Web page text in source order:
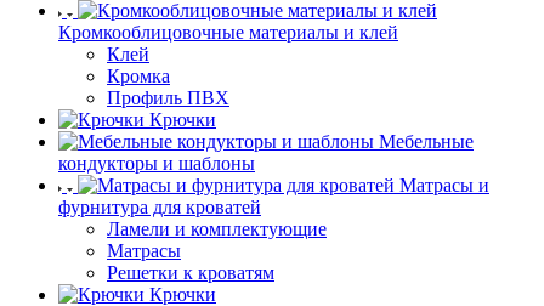
Кромкооблицовочные материалы и клей
Клей
Кромка
Профиль ПВХ
Крючки
Мебельные
кондукторы и шаблоны
Матрасы и
фурнитура для кроватей
Ламели и комплектующие
Матрасы
Решетки к кроватям
Крючки